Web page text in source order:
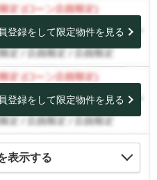
登録をして限定物件を見る
登録をして限定物件を見る
表示する